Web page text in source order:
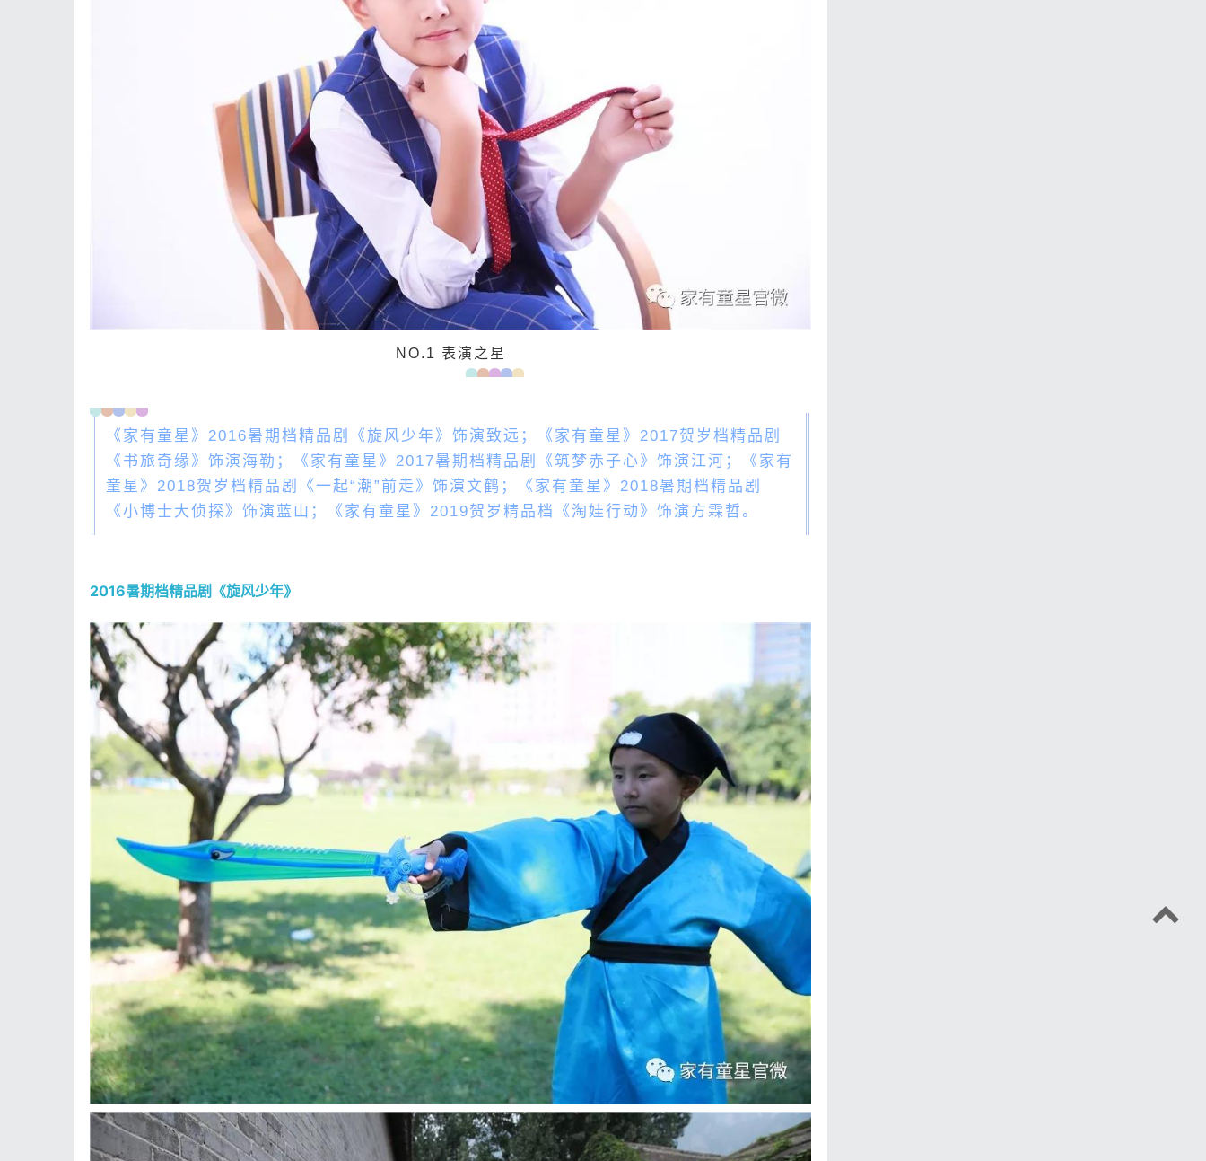
NO.1 表演之星
《家有童星》2016暑期档精品剧《旋风少年》饰演致远；《家有童星》2017贺岁档精品剧
《书旅奇缘》饰演海勒；《家有童星》2017暑期档精品剧《筑梦赤子心》饰演江河；《家有
童星》2018贺岁档精品剧《一起“潮”前走》饰演文鹤；《家有童星》2018暑期档精品剧
《小博士大侦探》饰演蓝山；《家有童星》2019贺岁 精品档《淘娃行动》饰演方霖哲。
2016暑期档精品剧《旋风少年》